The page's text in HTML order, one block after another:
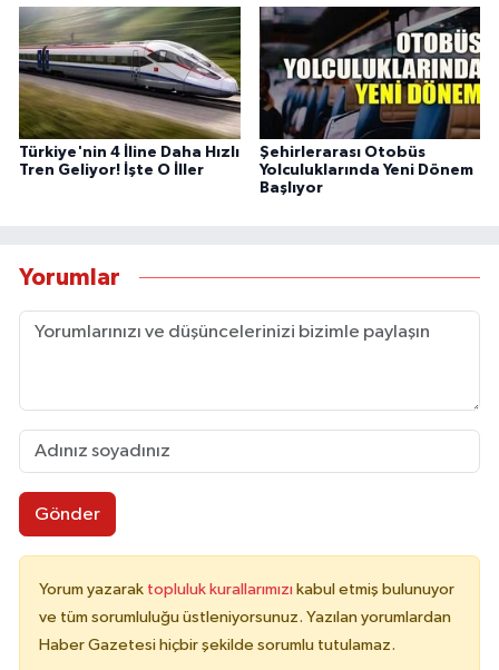
Türkiye'nin 4 İline Daha Hızlı
Tren Geliyor! İşte O İller
Şehirlerarası Otobüs
Yolculuklarında Yeni Dönem
Başlıyor
Yorumlar
Gönder
Yorum yazarak topluluk kurallarımızı kabul etmiş bulunuyor
ve tüm sorumluluğu üstleniyorsunuz. Yazılan yorumlardan
Haber Gazetesi hiçbir şekilde sorumlu tutulamaz.